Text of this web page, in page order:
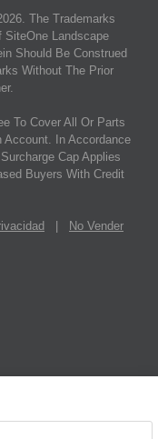
. The Trademarks
SiteOne Landscape
Should Be Construed
Without The Prior
To Cover All Or Parts
Account. In Accordance
Cap Applies
Buyers With Credit
No Vender